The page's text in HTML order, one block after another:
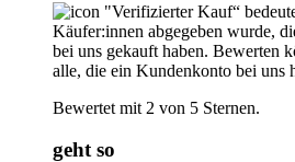
"Verifizierter Kauf“
Käufer:innen abgegeben wurde,
bei uns gekauft haben. Bewerten
alle, die ein Kundenkonto bei uns
Bewertet mit 2 von 5 Sternen.
geht so